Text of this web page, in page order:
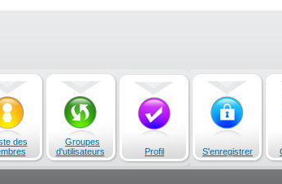
des
Groupes
d'utilisateurs
Profil S'enregistrer